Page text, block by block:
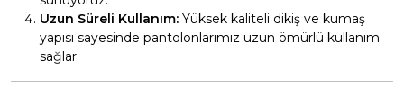
Uzun Süreli Kullanım: Yüksek kaliteli dikiş ve kumaş
yapısı sayesinde pantolonlarımız uzun ömürlü kullanım
sağlar.